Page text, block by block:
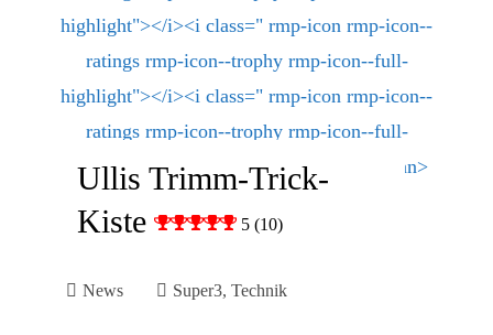
Ullis Trimm-Trick-
Kiste
5 (10)
News Super3, Technik